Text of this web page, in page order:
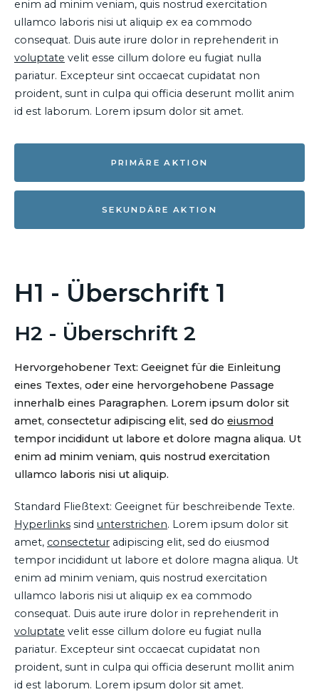
enim ad minim veniam, quis nostrud exercitation
ullamco laboris nisi ut aliquip ex ea commodo
consequat. Duis aute irure dolor in reprehenderit in
voluptate velit esse cillum dolore eu fugiat nulla
pariatur. Excepteur sint occaecat cupidatat non
proident, sunt in culpa qui officia deserunt mollit anim
id est laborum. Lorem ipsum dolor sit amet.
PRIMÄRE AKTION
SEKUNDÄRE AKTION
H1 - Überschrift 1
H2 - Überschrift 2
Hervorgehobener Text: Geeignet für die Einleitung
eines Textes, oder eine hervorgehobene Passage
innerhalb eines Paragraphen. Lorem ipsum dolor sit
amet, consectetur adipiscing elit, sed do eiusmod
tempor incididunt ut labore et dolore magna aliqua. Ut
enim ad minim veniam, quis nostrud exercitation
ullamco laboris nisi ut aliquip.
Standard Fließtext: Geeignet für beschreibende Texte.
Hyperlinks sind unterstrichen. Lorem ipsum dolor sit
amet, consectetur adipiscing elit, sed do eiusmod
tempor incididunt ut labore et dolore magna aliqua. Ut
enim ad minim veniam, quis nostrud exercitation
ullamco laboris nisi ut aliquip ex ea commodo
consequat. Duis aute irure dolor in reprehenderit in
voluptate velit esse cillum dolore eu fugiat nulla
pariatur. Excepteur sint occaecat cupidatat non
proident, sunt in culpa qui officia deserunt mollit anim
id est laborum. Lorem ipsum dolor sit amet.